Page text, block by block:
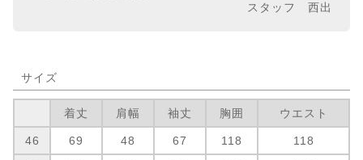
スタッフ 西出
サイズ
着丈 肩幅 袖丈 胸囲 ウエスト
46 69 48 67 118 118